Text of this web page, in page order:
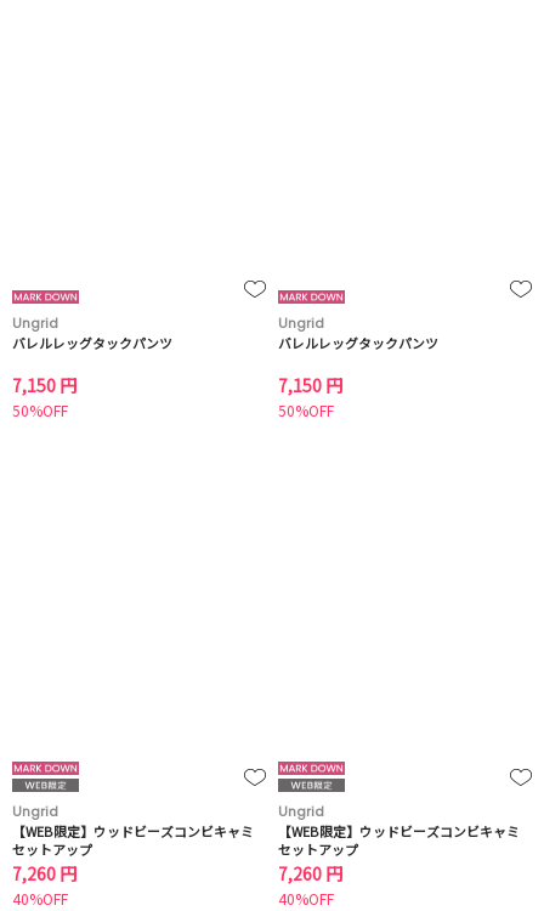
Ungrid
バレルレッグタックパンツ
7,150 円
50%OFF
Ungrid
バレルレッグタックパンツ
7,150 円
50%OFF
Ungrid
【WEB限定】ウッドビーズコンビキャミ
セットアップ
7,260 円
40%OFF
Ungrid
【WEB限定】ウッドビーズコンビキャミ
セットアップ
7,260 円
40%OFF